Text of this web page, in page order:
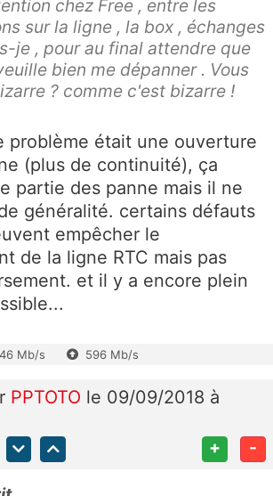
chez Free , entre les
sur la ligne , la box , échanges
je , pour au final attendre que
bien me dépanner . Vous
? comme c'est bizarre !
problème était une ouverture
(plus de continuité), ça
partie des panne mais il ne
généralité. certains défauts
empêcher le
de la ligne RTC mais pas
et il y a encore plein
Mb/s 596 Mb/s
PPTOTO le 09/09/2018 à
+ -